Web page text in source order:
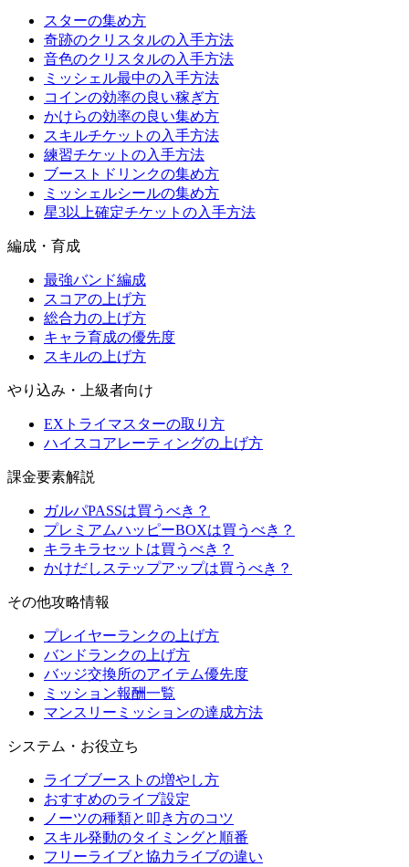
スターの集め方
奇跡のクリスタルの入手方法
音色のクリスタルの入手方法
ミッシェル最中の入手方法
コインの効率の良い稼ぎ方
かけらの効率の良い集め方
スキルチケットの入手方法
練習チケットの入手方法
ブーストドリンクの集め方
ミッシェルシールの集め方
星3以上確定チケットの入手方法
編成・育成
最強バンド編成
スコアの上げ方
総合力の上げ方
キャラ育成の優先度
スキルの上げ方
やり込み・上級者向け
EXトライマスターの取り方
ハイスコアレーティングの上げ方
課金要素解説
ガルパPASSは買うべき？
プレミアムハッピーBOXは買うべき？
キラキラセットは買うべき？
かけだしステップアップは買うべき？
その他攻略情報
プレイヤーランクの上げ方
バンドランクの上げ方
バッジ交換所のアイテム優先度
ミッション報酬一覧
マンスリーミッションの達成方法
システム・お役立ち
ライブブーストの増やし方
おすすめのライブ設定
ノーツの種類と叩き方のコツ
スキル発動のタイミングと順番
フリーライブと協力ライブの違い